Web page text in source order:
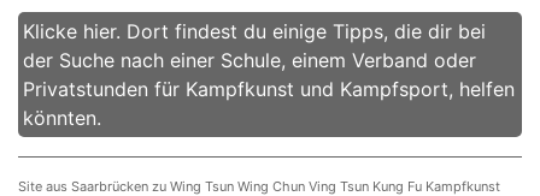
Klicke hier. Dort findest du einige Tipps, die dir bei
der Suche nach einer Schule, einem Verband oder
Privatstunden für Kampfkunst und Kampfsport, helfen
könnten.
Site aus Saarbrücken zu Wing Tsun Wing Chun Ving Tsun Kung Fu Kampfkunst